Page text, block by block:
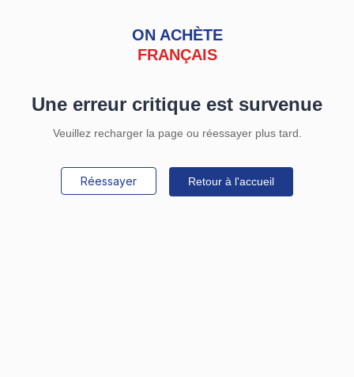
ON ACHÈTE
FRANÇAIS
Une erreur critique est survenue
Veuillez recharger la page ou réessayer plus tard.
Réessayer Retour à l'accueil